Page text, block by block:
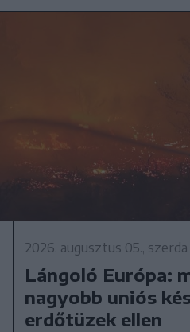
2026. augusztus 05., szerda
Lángoló Európa:
nagyobb uniós
erdőtüzek ellen